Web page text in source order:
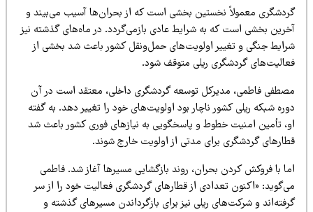
معمولاً نخستین بخشی است که از بحران‌ها آسیب می‌بیند و
بخشی است که به شرایط عادی بازمی‌گردد. در ماه‌های گذشته نیز
جنگی و تغییر اولویت‌های حمل‌ونقل کشور باعث شد بخشی از
گردشگری ریلی متوقف شود.
فاطمی، مدیرکل توسعه گردشگری داخلی، معتقد است در آن
شبکه ریلی کشور ناچار بود اولویت‌های خود را تغییر دهد. به گفته
تأمین امنیت خطوط و پاسخگویی به نیازهای فوری کشور باعث شد
گردشگری برای مدتی از اولویت خارج شوند.
با فروکش کردن بحران، روند بازگشایی مسیرها آغاز شد. فاطمی
«اکنون تعدادی از قطارهای گردشگری فعالیت خود را از سر
و شرکت‌های ریلی نیز برای بازگرداندن مسیرهای گذشته و